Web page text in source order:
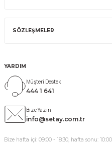
SÖZLEŞMELER
YARDIM
Müşteri Destek
444 1 641
Bize Yazın
info@setay.com.tr
Bize hafta içi: 09:00 - 18:30, hafta sonu: